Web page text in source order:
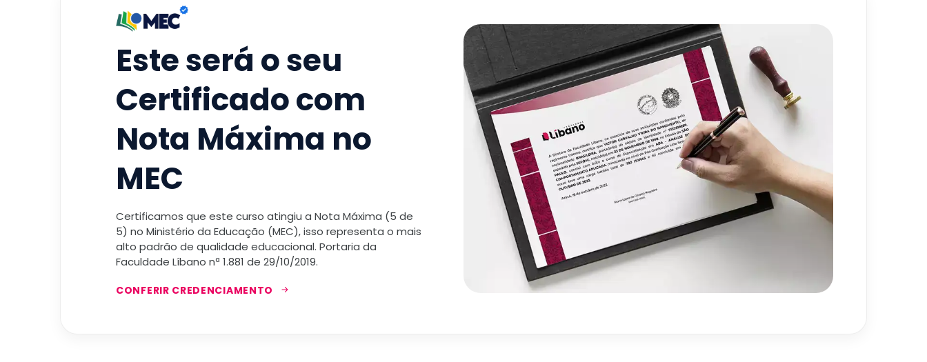
Interdisciplinaridade
TOTAL:
Este será o seu
Certificado com
Nota Máxima no
MEC
Certificamos que este curso atingiu a Nota Máxima (5 de
5) no Ministério da Educação (MEC), isso representa o mais
alto padrão de qualidade educacional. Portaria da
Faculdade Líbano nª 1.881 de 29/10/2019.
CONFERIR CREDENCIAMENTO